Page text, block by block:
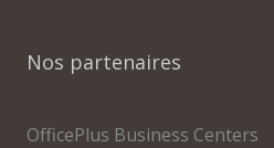
Nos partenaires
OfficePlus Business Centers